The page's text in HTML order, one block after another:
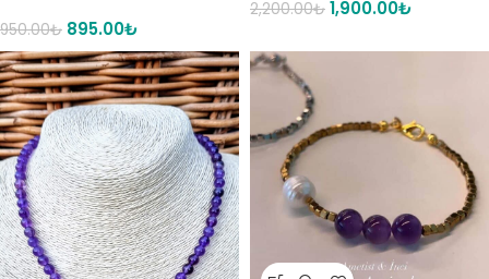
950.00₺ 895.00₺
2,200.00₺ 1,900.00₺